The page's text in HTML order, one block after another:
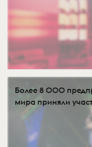
Более 8 000
мира приняли